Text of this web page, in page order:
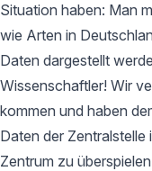
Situation haben: Man
wie Arten in
Daten dargestellt
Wissenschaftler! Wir
kommen und haben
Daten der Zentralstelle
Zentrum zu